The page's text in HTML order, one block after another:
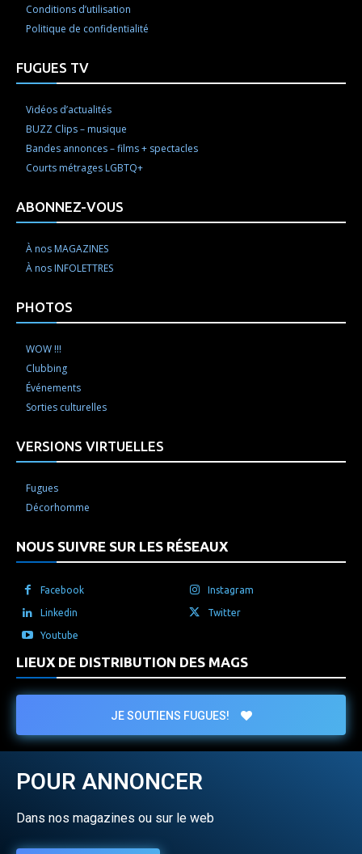
Conditions d’utilisation
Politique de confidentialité
FUGUES TV
Vidéos d’actualités
BUZZ Clips – musique
Bandes annonces – films + spectacles
Courts métrages LGBTQ+
ABONNEZ-VOUS
À nos MAGAZINES
À nos INFOLETTRES
PHOTOS
WOW !!!
Clubbing
Événements
Sorties culturelles
VERSIONS VIRTUELLES
Fugues
Décorhomme
NOUS SUIVRE SUR LES RÉSEAUX
Facebook Instagram
Linkedin Twitter
Youtube
LIEUX DE DISTRIBUTION DES MAGS
JE SOUTIENS FUGUES!
POUR ANNONCER
Dans nos magazines ou sur le web